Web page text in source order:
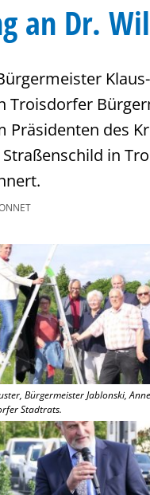
an Dr.
Troisdorfer
Präsidenten des
in
Bürgermeister Jablonski,
Stadtrats.